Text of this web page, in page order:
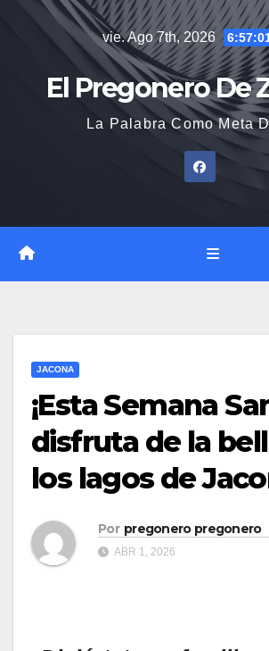
vie. Ago 7th, 2026
El Pregonero De
La Palabra Como Meta
JACONA
¡Esta Semana
disfruta de la
los lagos de
Por pregonero pregonero
ABR 1, 2026